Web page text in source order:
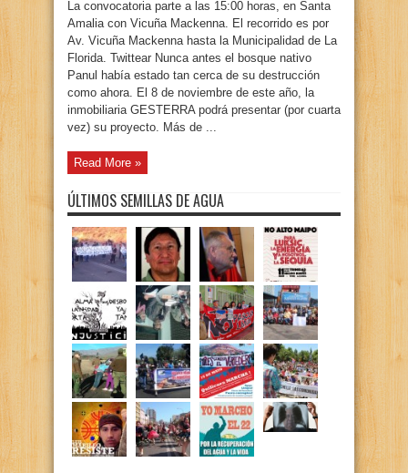
La convocatoria parte a las 15:00 horas, en Santa
Amalia con Vicuña Mackenna. El recorrido es por
Av. Vicuña Mackenna hasta la Municipalidad de La
Florida. Twittear Nunca antes el bosque nativo
Panul había estado tan cerca de su destrucción
como ahora. El 8 de noviembre de este año, la
inmobiliaria GESTERRA podrá presentar (por cuarta
vez) su proyecto. Más de ...
Read More »
ÚLTIMOS SEMILLAS DE AGUA